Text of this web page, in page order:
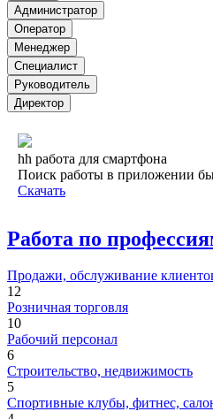
Администратор
Оператор
Менеджер
Специалист
Руководитель
Директор
hh работа для смартфона
Поиск работы в приложении
Скачать
Работа по
Продажи, обслуживание
12
Розничная торговля
10
Рабочий персонал
6
Строительство, недвижимость
5
Спортивные клубы, фитнес,